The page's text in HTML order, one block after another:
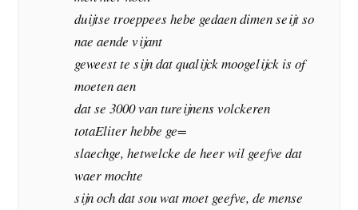
duijtse troeppees hebe gedaen dimen seijt so
nae aende vijant
geweest te sijn dat qualijck moogelijck is of
moeten aen
dat se 3000 van tureijnens volckeren
totaEliter hebbe ge=
slaechge, hetwelcke de heer wil geefve dat
waer mochte
sijn och dat sou wat moet geefve, de mense